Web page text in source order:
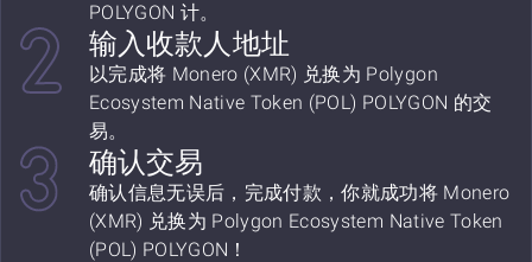
POLYGON 计。
输入收款人地址
以完成将 Monero (XMR) 兑换为 Polygon
Ecosystem Native Token (POL) POLYGON 的交
易。
确认交易
确认信息无误后，完成付款，你就成功将 Monero
(XMR) 兑换为 Polygon Ecosystem Native Token
(POL) POLYGON！